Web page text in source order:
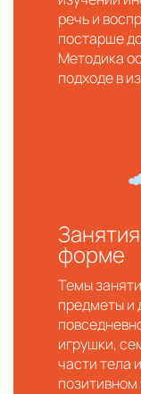
речь и
постарше
Методика
подходе в
форме
Темы
предметы и
игрушки,
части тела